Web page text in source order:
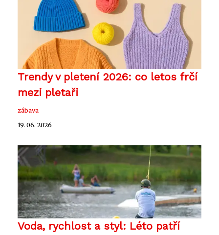
Trendy v pletení 2026: co letos frčí
mezi pletaři
zábava
19. 06. 2026
Voda, rychlost a styl: Léto patří